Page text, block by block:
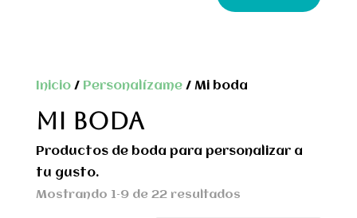
Inicio/ Personalízame/ Mi boda
MI BODA
Productos de boda para personalizar a
tu gusto.
Mostrando 1–9 de 22 resultados